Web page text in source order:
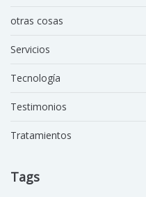
otras cosas
Servicios
Tecnología
Testimonios
Tratamientos
Tags